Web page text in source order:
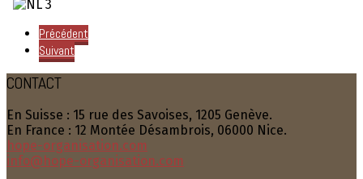
Précédent
Suivant
CONTACT
En Suisse : 15 rue des Savoises, 1205 Genève.
En France : 12 Montée Désambrois, 06000 Nice.
hope-organisation.com
info@hope-organisation.com